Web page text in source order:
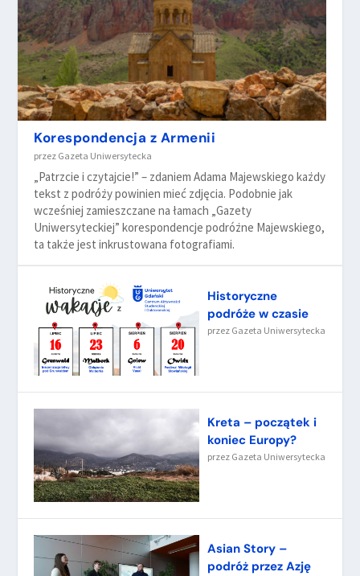
Korespondencja z Armenii
przez Gazeta Uniwersytecka
„Patrzcie i czytajcie!” – zdaniem Adama Majewskiego każdy
tekst z podróży powinien mieć zdjęcia. Podobnie jak
wcześniej zamieszczane na łamach „Gazety
Uniwersyteckiej” korespondencje podróżne Majewskiego,
ta także jest inkrustowana fotografiami.
Historyczne
podróże w czasie
przez Gazeta Uniwersytecka
Kreta – początek i
koniec Europy?
przez Gazeta Uniwersytecka
Asian Story –
podróż przez Azję